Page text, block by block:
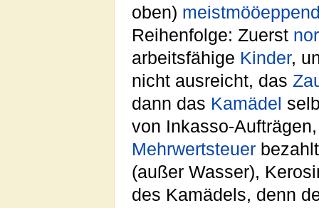
oben)
Reihenfolge: Zuerst
arbeitsfähige Kinder,
nicht ausreicht, das
dann das Kamädel
von Inkasso-
Mehrwertsteuer
(außer Wasser),
des Kamädels, denn